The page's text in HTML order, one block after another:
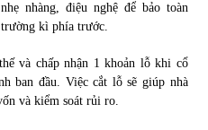
30/5/2022: Top 10 cổ phiếu nổi bật
nhàng, điệu nghệ để bảo toàn
kì phía trước.
và chấp nhận 1 khoản lỗ khi cổ
ban đầu. Việc cắt lỗ sẽ giúp nhà
và kiểm soát rủi ro.